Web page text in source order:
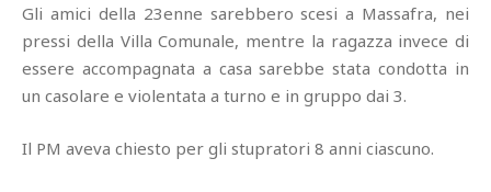
Gli amici della 23enne sarebbero scesi a Massafra, nei
pressi della Villa Comunale, mentre la ragazza invece di
essere accompagnata a casa sarebbe stata condotta in
un casolare e violentata a turno e in gruppo dai 3.
Il PM aveva chiesto per gli stupratori 8 anni ciascuno.